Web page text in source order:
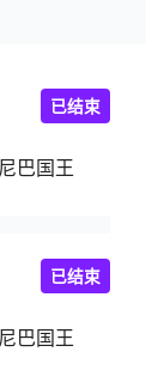
巴国王
已结束
巴国王
已结束